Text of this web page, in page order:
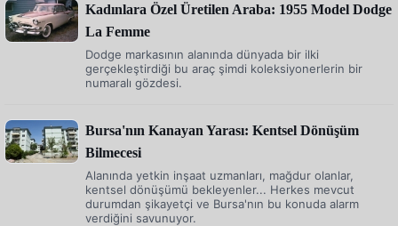
Kadınlara Özel Üretilen Araba: 1955 Model Dodge
La Femme
Dodge markasının alanında dünyada bir ilki
gerçekleştirdiği bu araç şimdi koleksiyonerlerin bir
numaralı gözdesi.
Bursa'nın Kanayan Yarası: Kentsel Dönüşüm
Bilmecesi
Alanında yetkin inşaat uzmanları, mağdur olanlar,
kentsel dönüşümü bekleyenler... Herkes mevcut
durumdan şikayetçi ve Bursa'nın bu konuda alarm
verdiğini savunuyor.